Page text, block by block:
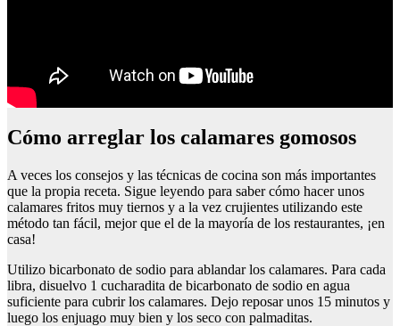
Cómo arreglar los calamares gomosos
A veces los consejos y las técnicas de cocina son más importantes
que la propia receta. Sigue leyendo para saber cómo hacer unos
calamares fritos muy tiernos y a la vez crujientes utilizando este
método tan fácil, mejor que el de la mayoría de los restaurantes, ¡en
casa!
Utilizo bicarbonato de sodio para ablandar los calamares. Para cada
libra, disuelvo 1 cucharadita de bicarbonato de sodio en agua
suficiente para cubrir los calamares. Dejo reposar unos 15 minutos y
luego los enjuago muy bien y los seco con palmaditas.